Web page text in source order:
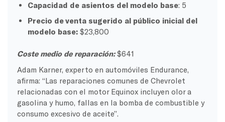
Capacidad de asientos del modelo base: 5
Precio de venta sugerido al público inicial del
modelo base: $23,800
Coste medio de reparación:$641
Adam Karner, experto en automóviles Endurance,
afirma: “Las reparaciones comunes de Chevrolet
relacionadas con el motor Equinox incluyen olor a
gasolina y humo, fallas en la bomba de combustible y
consumo excesivo de aceite”.